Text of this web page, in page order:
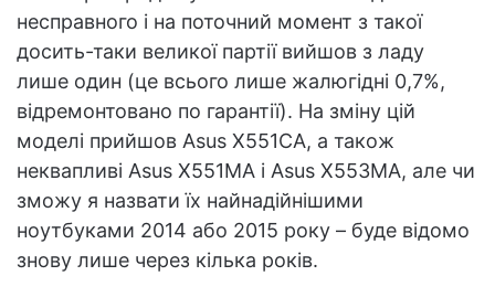
несправного і на поточний момент з такої
досить-таки великої партії вийшов з ладу
лише один (це всього лише жалюгідні 0,7%,
відремонтовано по гарантії). На зміну цій
моделі прийшов Asus X551CA, а також
неквапливі Asus X551MA і Asus X553MA, але чи
зможу я назвати їх найнадійнішими
ноутбуками 2014 або 2015 року – буде відомо
знову лише через кілька років.